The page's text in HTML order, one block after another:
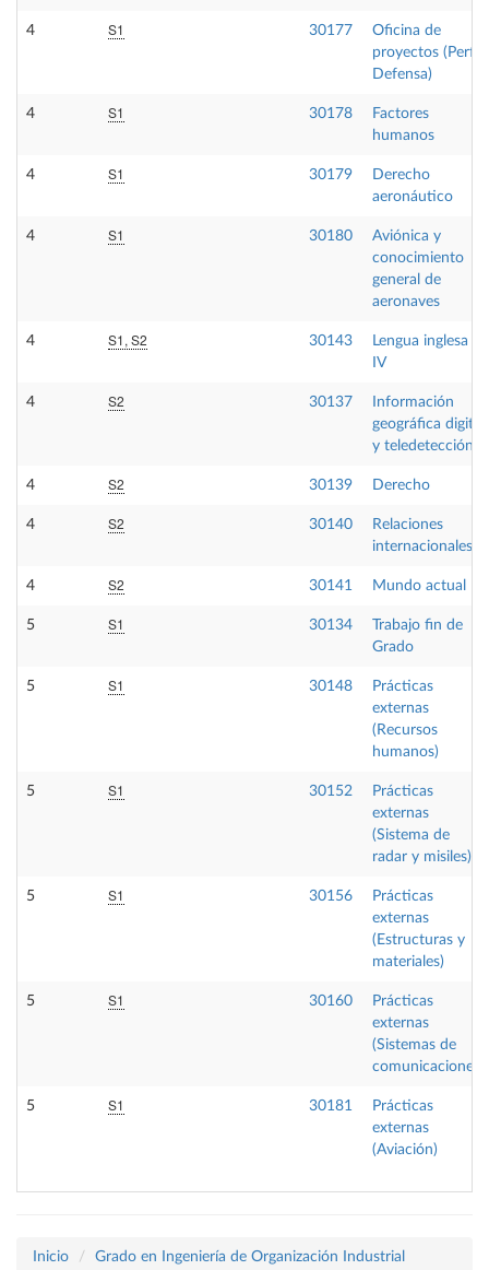
4 S1 30177
Oficina de
proyectos (Perfil
Defensa)
4 S1 30178
Factores
humanos
4 S1 30179
Derecho
aeronáutico
4 S1 30180
Aviónica y
conocimiento
general de
aeronaves
4 S1, S2 30143
Lengua inglesa
IV
4 S2 30137
Información
geográfica digital
y teledetección
4 S2 30139 Derecho
4 S2 30140
Relaciones
internacionales
4 S2 30141 Mundo actual
5 S1 30134
Trabajo fin de
Grado
5 S1 30148
Prácticas
externas
(Recursos
humanos)
5 S1 30152
Prácticas
externas
(Sistema de
radar y misiles)
5 S1 30156
Prácticas
externas
(Estructuras y
materiales)
5 S1 30160
Prácticas
externas
(Sistemas de
comunicaciones)
5 S1 30181
Prácticas
externas
(Aviación)
Inicio
Grado en Ingeniería de Organización Industrial